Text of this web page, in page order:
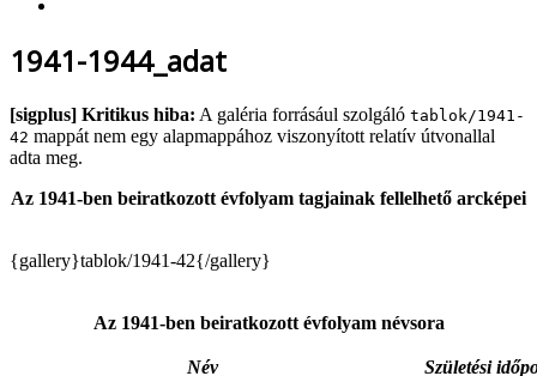
1941-1944_adat
[sigplus] Kritikus hiba: A galéria forrásául szolgáló tablok/1941-
42 mappát nem egy alapmappához viszonyított relatív útvonallal
adta meg.
Az 1941-ben beiratkozott évfolyam tagjainak fellelhető arcképei
{gallery}tablok/1941-42{/gallery}
Az 1941-ben beiratkozott évfolyam névsora
Név
Születési